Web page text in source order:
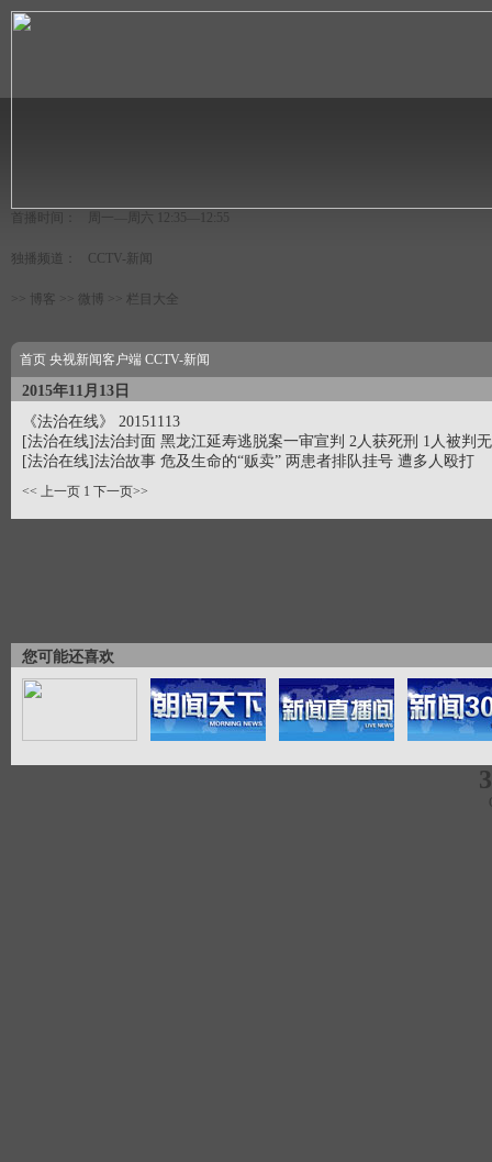
首播时间： 周一—周六 12:35—12:55
独播频道： CCTV-新闻
>> 博客 >> 微博 >> 栏目大全
首页 央视新闻客户端 CCTV-新闻
2015年11月13日
《法治在线》 20151113
[法治在线]法治封面 黑龙江延寿逃脱案一审宣判 2人获死刑 1人被判
[法治在线]法治故事 危及生命的“贩卖” 两患者排队挂号 遭多人殴打
<< 上一页 1 下一页>>
您可能还喜欢